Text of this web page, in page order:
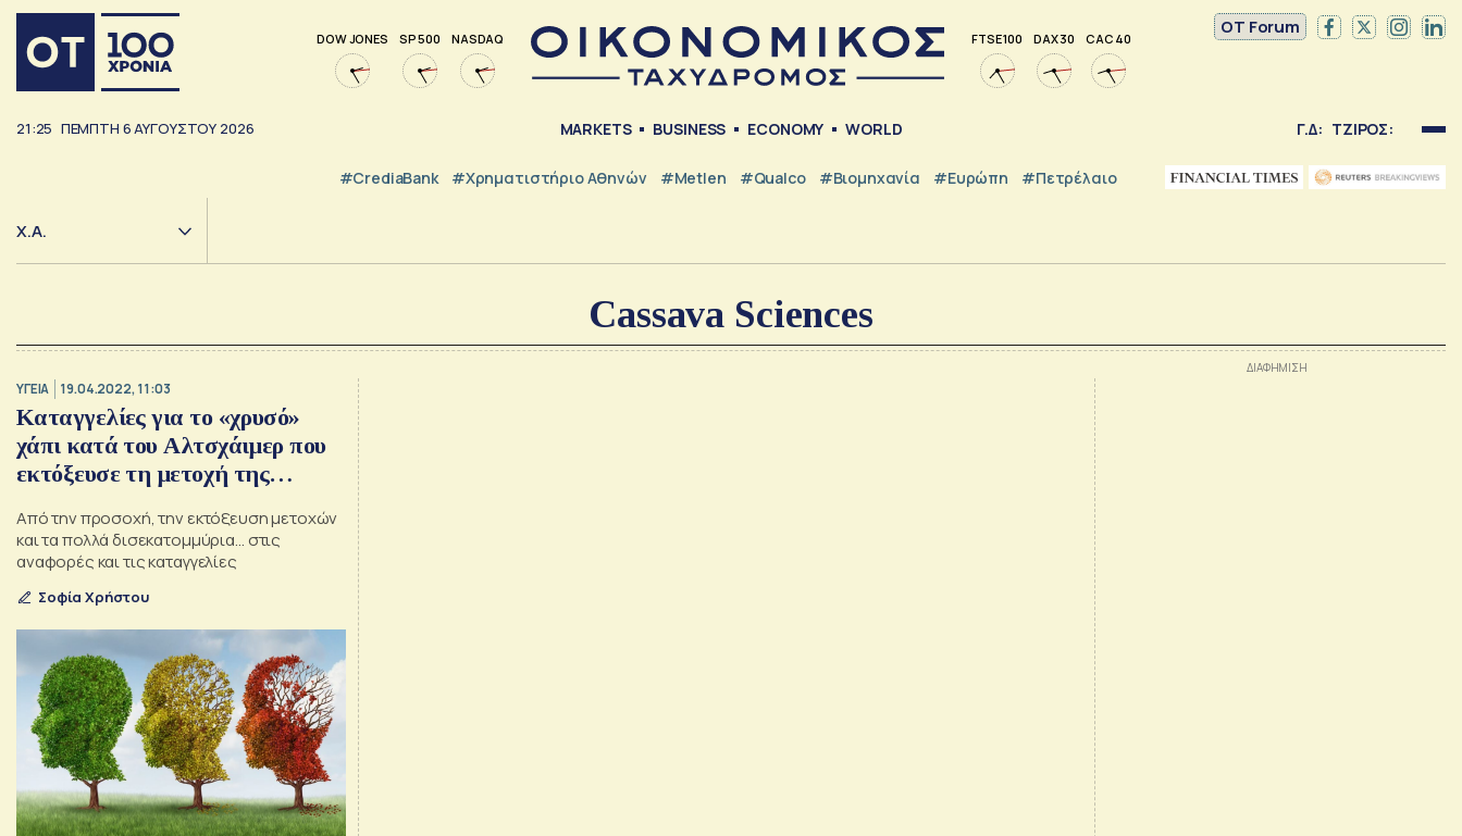
DOW JONES SP 500 NASDAQ FTSE 100 DAX 30 CAC 40
OT Forum
21:25 ΠΈΜΠΤΗ 6ΑΥΓΟΎΣΤΟΥ 2026 MARKETS BUSINESS ECONOMY WORLD Γ.Δ: ΤΖΙΡΟΣ:
#CrediaBank #Χρηματιστήριο Αθηνών #metlen #Qualco #Βιομηχανία #Ευρώπη #Πετρέλαιο
Χ.Α.
Cassava Sciences
ΥΓΕΙΑ 19.04.2022, 11:03
Καταγγελίες για το «χρυσό»
χάπι κατά του Αλτσχάιμερ που
εκτόξευσε τη μετοχή της
Από την προσοχή, την εκτόξευση μετοχών
και τα πολλά δισεκατομμύρια… στις
αναφορές και τις καταγγελίες
Σοφία Χρήστου